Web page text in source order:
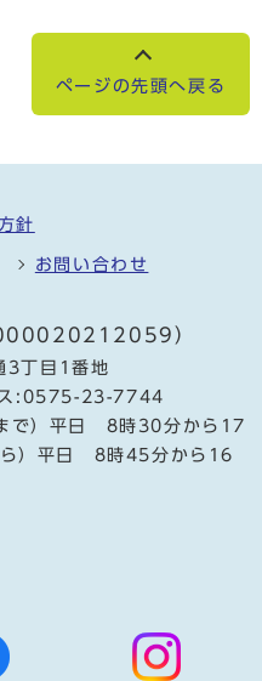
ページの先頭へ戻る
針
お問い合わせ
）
3丁目1番地
ス:0575-23-7744
で）平日 8時30分から17
）平日 8時45分から16